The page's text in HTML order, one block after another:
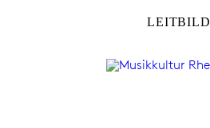
LEITBILD